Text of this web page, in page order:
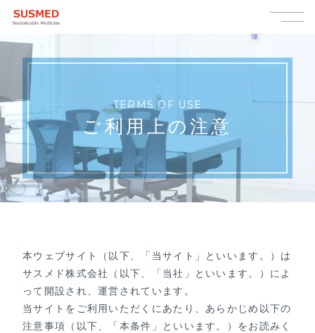
TERMS OF USE
ご利用上の注意
本ウェブサイト（以下、「当サイト」といいます。）は
サスメド株式会社（以下、「当社」といいます。）によ
って開設され、運営されています。
当サイトをご利用いただくにあたり、あらかじめ以下の
注意事項（以下、「本条件」といいます。）をお読みく